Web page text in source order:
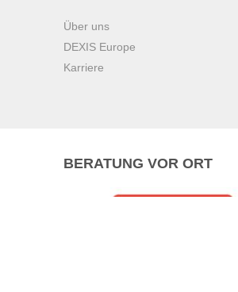
Über uns
DEXIS Europe
Karriere
BERATUNG VOR ORT